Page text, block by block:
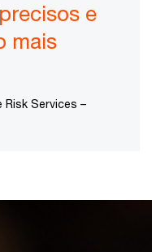
e
mais
Services –